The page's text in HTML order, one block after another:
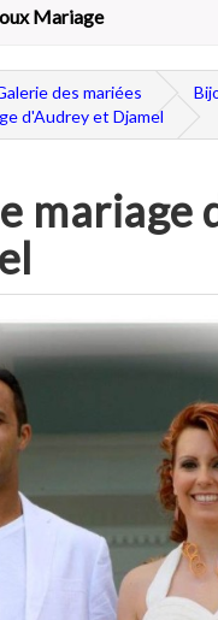
Mariage
des mariées
d'Audrey et Djamel
mariage